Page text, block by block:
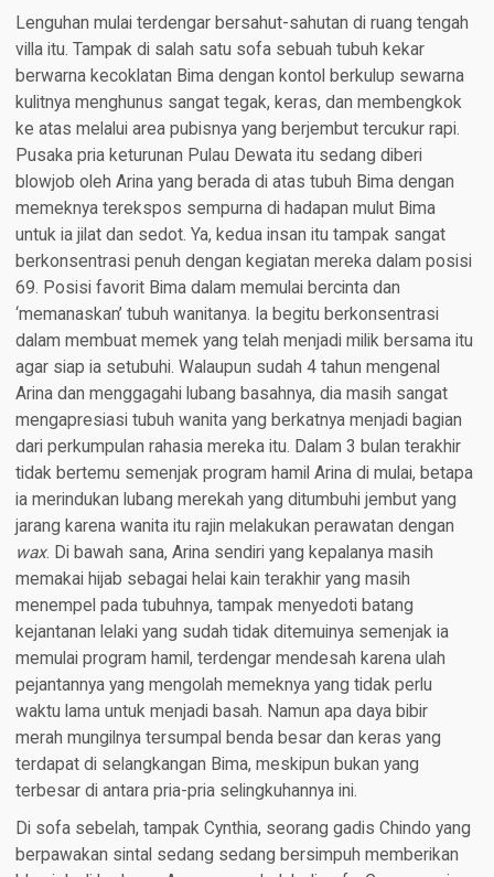
Lenguhan mulai terdengar bersahut-sahutan di ruang tengah
villa itu. Tampak di salah satu sofa sebuah tubuh kekar
berwarna kecoklatan Bima dengan kontol berkulup sewarna
kulitnya menghunus sangat tegak, keras, dan membengkok
ke atas melalui area pubisnya yang berjembut tercukur rapi.
Pusaka pria keturunan Pulau Dewata itu sedang diberi
blowjob oleh Arina yang berada di atas tubuh Bima dengan
memeknya terekspos sempurna di hadapan mulut Bima
untuk ia jilat dan sedot. Ya, kedua insan itu tampak sangat
berkonsentrasi penuh dengan kegiatan mereka dalam posisi
69. Posisi favorit Bima dalam memulai bercinta dan
‘memanaskan’ tubuh wanitanya. Ia begitu berkonsentrasi
dalam membuat memek yang telah menjadi milik bersama itu
agar siap ia setubuhi. Walaupun sudah 4 tahun mengenal
Arina dan menggagahi lubang basahnya, dia masih sangat
mengapresiasi tubuh wanita yang berkatnya menjadi bagian
dari perkumpulan rahasia mereka itu. Dalam 3 bulan terakhir
tidak bertemu semenjak program hamil Arina di mulai, betapa
ia merindukan lubang merekah yang ditumbuhi jembut yang
jarang karena wanita itu rajin melakukan perawatan dengan
wax. Di bawah sana, Arina sendiri yang kepalanya masih
memakai hijab sebagai helai kain terakhir yang masih
menempel pada tubuhnya, tampak menyedoti batang
kejantanan lelaki yang sudah tidak ditemuinya semenjak ia
memulai program hamil, terdengar mendesah karena ulah
pejantannya yang mengolah memeknya yang tidak perlu
waktu lama untuk menjadi basah. Namun apa daya bibir
merah mungilnya tersumpal benda besar dan keras yang
terdapat di selangkangan Bima, meskipun bukan yang
terbesar di antara pria-pria selingkuhannya ini.
Di sofa sebelah, tampak Cynthia, seorang gadis Chindo yang
berpawakan sintal sedang sedang bersimpuh memberikan